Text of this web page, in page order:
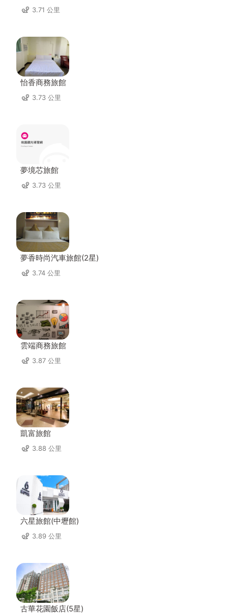
3.71 公里
怡香商務旅館
3.73 公里
夢境芯旅館
3.73 公里
夢香時尚汽車旅館(2星)
3.74 公里
雲端商務旅館
3.87 公里
凱富旅館
3.88 公里
六星旅館(中壢館)
3.89 公里
古華花園飯店(5星)